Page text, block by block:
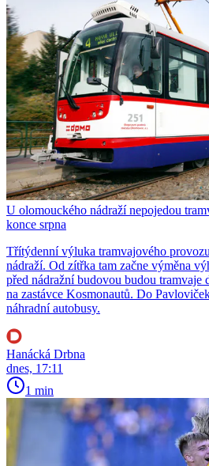
U olomouckého nádraží nepojedou
konce srpna
Třítýdenní výluka tramvajového
nádraží. Od zítřka tam začne výměna
před nádražní budovou budou tramvaje
na zastávce Kosmonautů. Do
náhradní autobusy.
Hanácká Drbna
dnes, 17:11
1 min